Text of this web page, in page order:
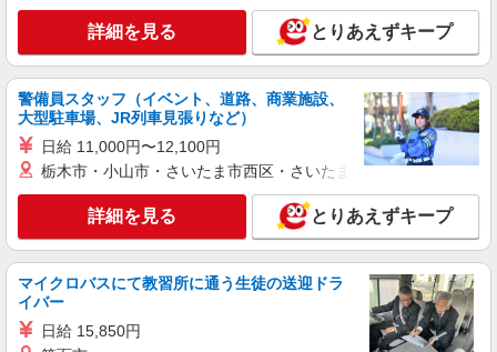
時給1,500円 交通費：既定支給
富山県下新川郡入善町
キープ 詳細を見る
派遣社員
株式会社綜合キャリアオプション（1314VJ0805G31★27-S-T2）
自動車パーツの加工&検査/日払いOK
時給1,600円〜2,000円 ※経験・能力による
※時間外・深夜手当含む 【月収例】34万5000円(7
時間30分×21日+残業・深夜手当) 交通費：既定支
給
富山県下新川郡入善町
キープ 詳細を見る
詳細を見る とりあえずキープ
警備員スタッフ（イベント、道路、商業施設、
大型駐車場、JR列車見張りなど）
日給 11,000円〜12,100円
栃木市・小山市・さいたま市西区・さいたま市岩槻区・久喜市・
詳細を見る とりあえずキープ
マイクロバスにて教習所に通う生徒の送迎ドラ
イバー
日給 15,850円